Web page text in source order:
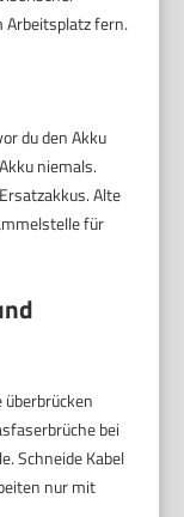
Arbeitsplatz fern.
du den Akku
niemals.
Alte
für
bei
Schneide Kabel
nur mit